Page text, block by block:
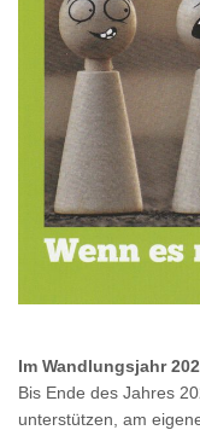
Im Wandlungsjahr
Bis Ende des Jahres
unterstützen, am